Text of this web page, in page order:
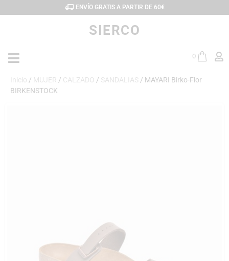
ENVÍO GRATIS A PARTIR DE 60€
SIERCO
0
Inicio / MUJER / CALZADO / SANDALIAS / MAYARI Birko-Flor
BIRKENSTOCK